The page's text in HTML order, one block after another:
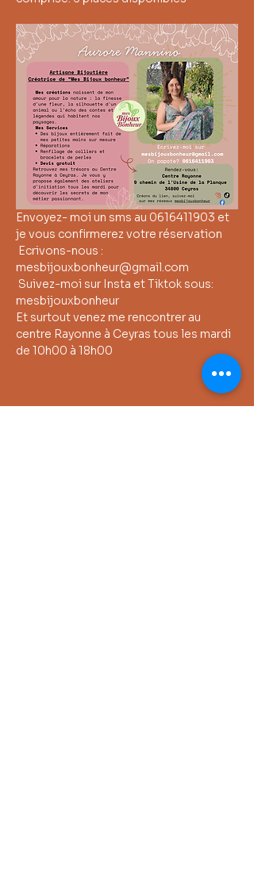
Envoyez- moi un sms au 0616411903 et
je vous confirmerez votre réservation
Ecrivons-nous :
mesbijouxbonheur@gmail.com
mesbijouxbonheur
Et surtout venez me rencontrer au
centre Rayonne à Ceyras tous les mardi
de 10h00 à 18h00